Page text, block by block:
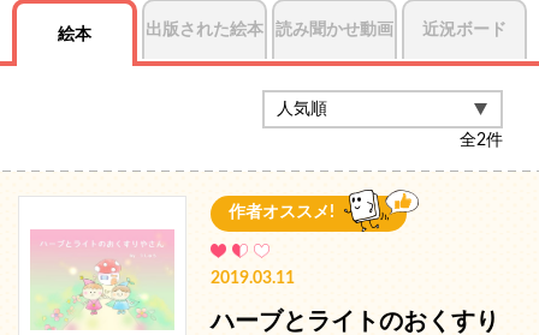
絵本 出版された絵本 読み聞かせ動画 近況ボード
全2件
作者オススメ!
2019.03.11
ハーブとライトのおくすり